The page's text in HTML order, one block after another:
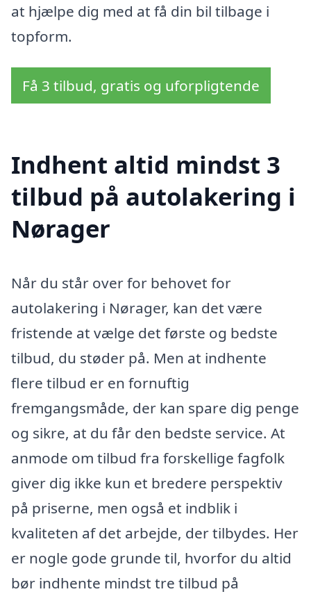
at hjælpe dig med at få din bil tilbage i
topform.
Få 3 tilbud, gratis og uforpligtende
Indhent altid mindst 3
tilbud på autolakering i
Nørager
Når du står over for behovet for
autolakering i Nørager, kan det være
fristende at vælge det første og bedste
tilbud, du støder på. Men at indhente
flere tilbud er en fornuftig
fremgangsmåde, der kan spare dig penge
og sikre, at du får den bedste service. At
anmode om tilbud fra forskellige fagfolk
giver dig ikke kun et bredere perspektiv
på priserne, men også et indblik i
kvaliteten af det arbejde, der tilbydes. Her
er nogle gode grunde til, hvorfor du altid
bør indhente mindst tre tilbud på